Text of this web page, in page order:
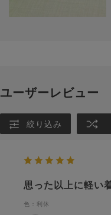
ユーザーレビュー
絞り込み
思った以上に軽い
色：利休